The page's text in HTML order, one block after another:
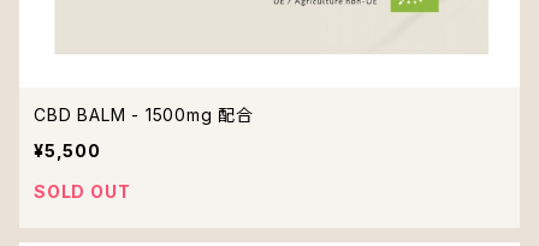
CBD BALM - 1500mg 配合
¥5,500
SOLD OUT